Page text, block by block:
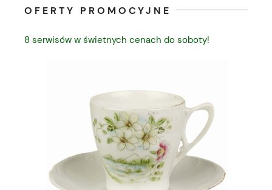
OFERTY PROMOCYJNE
8 serwisów w świetnych cenach do soboty!